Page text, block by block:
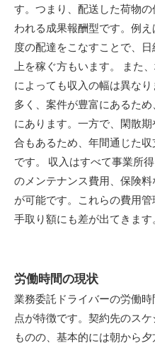
す。つまり、配送した荷物
われる成果報酬型です。例
度の配達をこなすことで、
上を稼ぐ方もいます。 また
によっても収入の幅は異な
多く、案件が豊富にあるた
にあります。一方で、閑散
合もあるため、年間通じた
です。 収入はすべて事業所
のメンテナンス費用、保険
が可能です。これらの費用管
手取り額にも差が出てきます。
労働時間の現状
業務委託ドライバーの労働
点が特徴です。契約先のス
ものの、基本的には朝から